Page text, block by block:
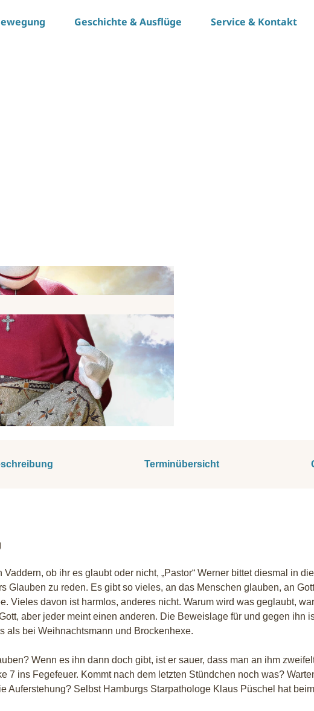
Geschichte & Ausflüge Service & Kontakt
Terminübersicht
ob ihr es glaubt oder nicht, „Pastor“ Werner bittet diesmal in die
Glauben zu reden. Es gibt so vieles, an das Menschen glauben, an
Vieles davon ist harmlos, anderes nicht. Warum wird was geglaubt,
aber jeder meint einen anderen. Die Beweislage für und gegen ihn
als bei Weihnachtsmann und Brockenhexe.
Wenn es ihn dann doch gibt, ist er sauer, dass man an ihm
7 ins Fegefeuer. Kommt nach dem letzten Stündchen noch was?
Auferstehung? Selbst Hamburgs Starpathologe Klaus Püschel hat beim